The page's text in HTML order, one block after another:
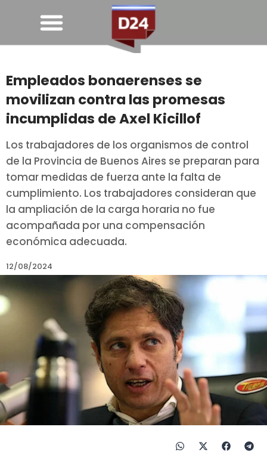
Empleados bonaerenses se
movilizan contra las promesas
incumplidas de Axel Kicillof
Los trabajadores de los organismos de control
de la Provincia de Buenos Aires se preparan para
tomar medidas de fuerza ante la falta de
cumplimiento. Los trabajadores consideran que
la ampliación de la carga horaria no fue
acompañada por una compensación
económica adecuada.
12/08/2024